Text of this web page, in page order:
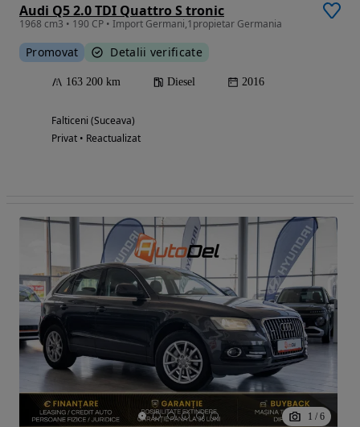
Audi Q5 2.0 TDI Quattro S tronic
1968 cm3 • 190 CP • Import Germani,1propietar Germania
Promovat Detalii verificate
163 200 km Diesel 2016
Falticeni (Suceava)
Privat • Reactualizat
1 / 6